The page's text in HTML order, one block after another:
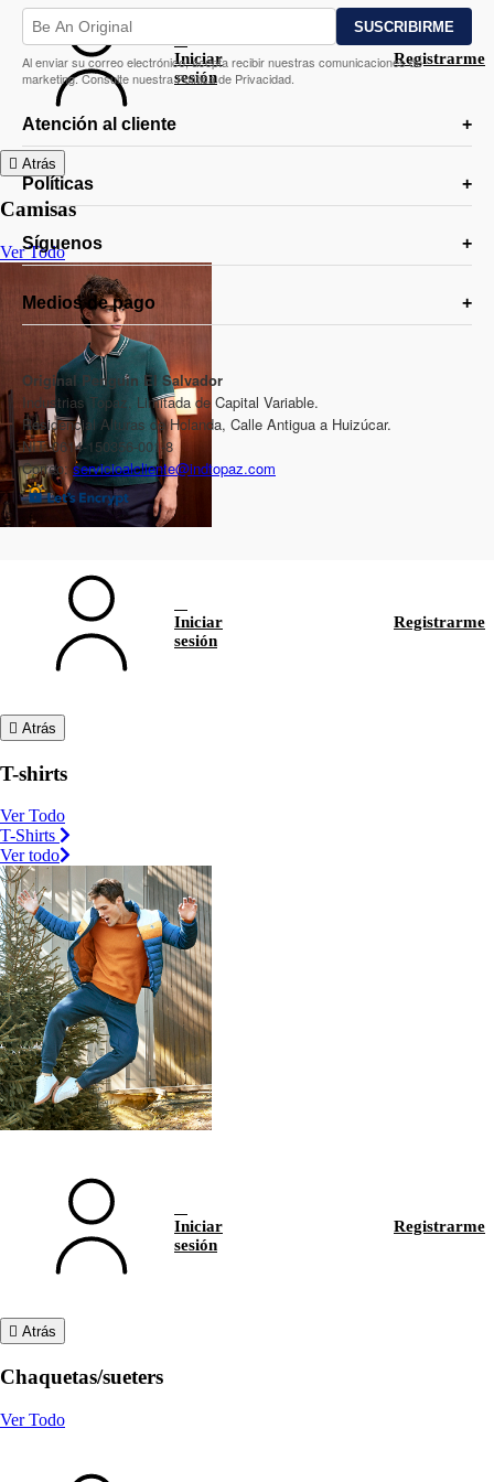
Iniciar
sesión
Registrarme
Atrás
Camisas
Ver Todo
Iniciar
sesión
Registrarme
Atrás
T-shirts
Ver Todo
T-Shirts
Ver todo
Iniciar
sesión
Registrarme
Atrás
Chaquetas/sueters
Ver Todo
Al enviar su correo electrónico, acepta recibir nuestras comunicaciones de
marketing. Consulte nuestra Política de Privacidad.
Atención al cliente
Políticas
Síguenos
Medios de pago
Original Penguin El Salvador
Industrias Topaz, Limitada de Capital Variable.
Residencial Alturas de Holanda, Calle Antigua a Huizúcar.
NIT: 0614-150356-001-8
Correo: servicioalcliente@indtopaz.com